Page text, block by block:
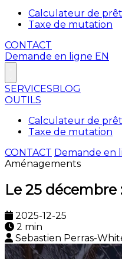
Calculateur de
Taxe de mutation
CONTACT
Demande en ligne EN
SERVICESBLOG
OUTILS
Calculateur de
Taxe de mutation
CONTACT Demande en
Aménagements
Le 25
2025-12-25
2 min
Sebastien Perras-